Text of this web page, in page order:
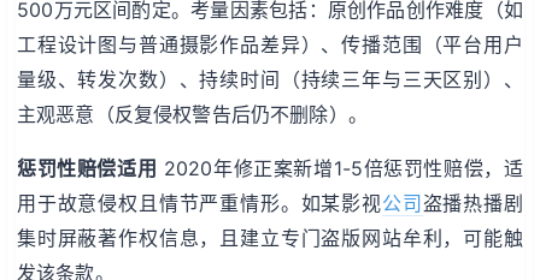
500万元区间酌定。考量因素包括：原创作品创作难度（如
工程设计图与普通摄影作品差异）、传播范围（平台用户
量级、转发次数）、持续时间（持续三年与三天区别）、
主观恶意（反复侵权警告后仍不删除）。
惩罚性赔偿适用 2020年修正案新增1-5倍惩罚性赔偿，适
用于故意侵权且情节严重情形。如某影视公司盗播热播剧
集时屏蔽著作权信息，且建立专门盗版网站牟利，可能触
发该条款。